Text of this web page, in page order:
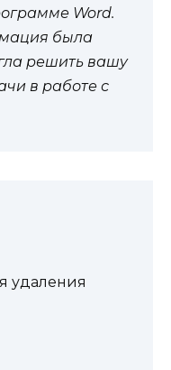
Word.
была
решить вашу
в работе с
удаления